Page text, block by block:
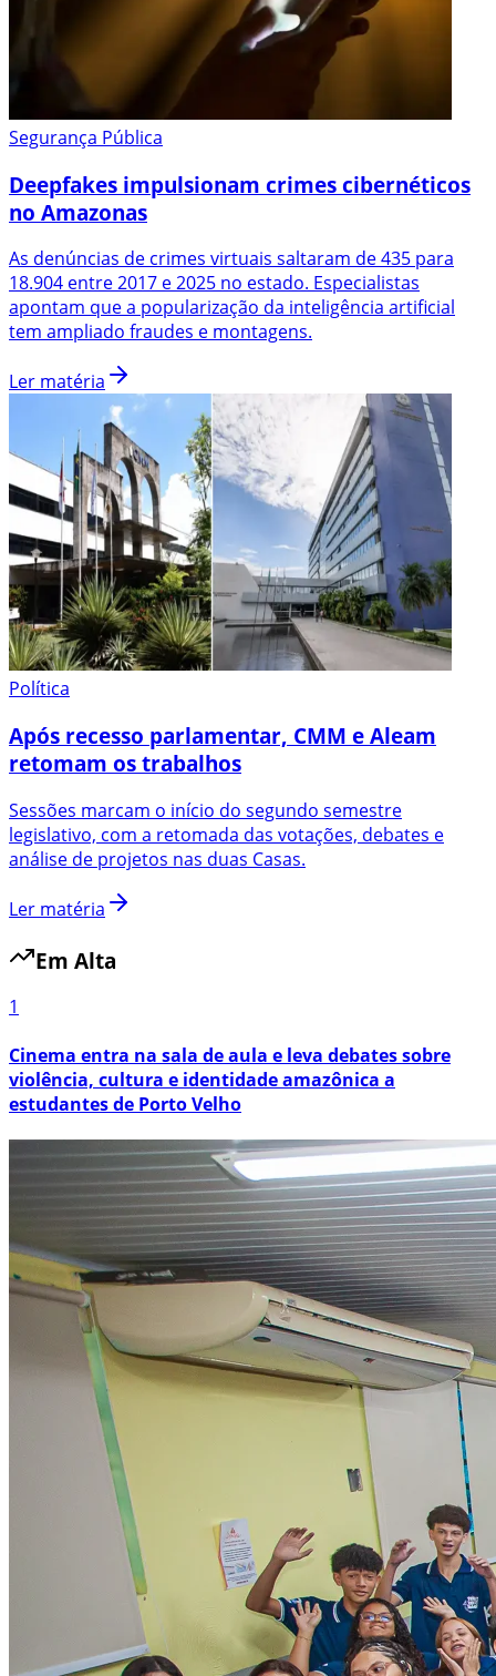
Segurança Pública
Deepfakes impulsionam crimes cibernéticos
no Amazonas
As denúncias de crimes virtuais saltaram de 435 para
18.904 entre 2017 e 2025 no estado. Especialistas
apontam que a popularização da inteligência artificial
tem ampliado fraudes e montagens.
Ler matéria
Política
Após recesso parlamentar, CMM e Aleam
retomam os trabalhos
Sessões marcam o início do segundo semestre
legislativo, com a retomada das votações, debates e
análise de projetos nas duas Casas.
Ler matéria
Em Alta
1
Cinema entra na sala de aula e leva debates sobre
violência, cultura e identidade amazônica a
estudantes de Porto Velho